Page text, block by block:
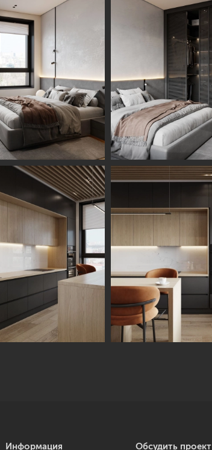
Информация Обсудить проект